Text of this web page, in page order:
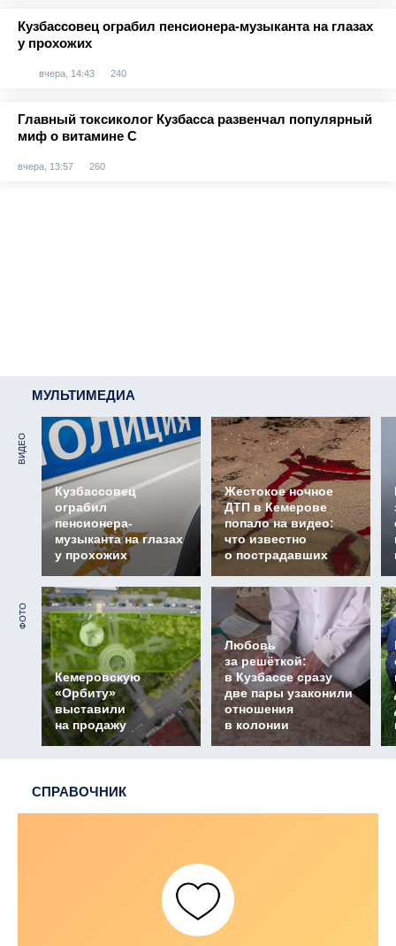
Кузбассовец ограбил пенсионера-музыканта на глазах
у прохожих
вчера, 14:43 240
Главный токсиколог Кузбасса развенчал популярный
миф о витамине С
вчера, 13:57 260
МУЛЬТИМЕДИА
ВИДЕО
Кузбассовец
ограбил
пенсионера-
музыканта на глазах
у прохожих
Жестокое ночное
ДТП в Кемерове
попало на видео:
что известно
о пострадавших
ФОТО
Кемеровскую
«Орбиту»
выставили
на продажу
Любовь
за решёткой:
в Кузбассе сразу
две пары узаконили
отношения
в колонии
СПРАВОЧНИК